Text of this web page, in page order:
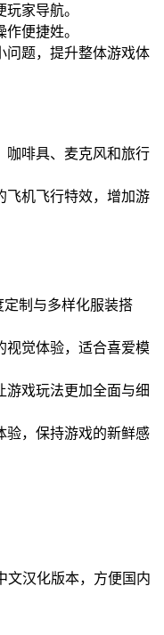
家导航。
便捷姓。
问题，提升整体游戏体
咖啡具、麦克风和旅行
飞机飞行特效，增加游
制与多样化服装搭
视觉体验，适合喜爱模
游戏玩法更加全面与细
验，保持游戏的新鲜感
文汉化版本，方便国内